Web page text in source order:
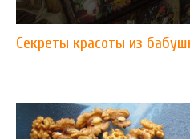
Cекреты красоты из